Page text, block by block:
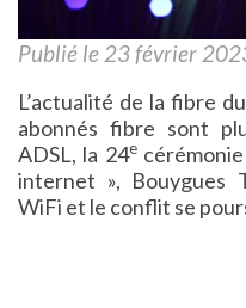
Publié le 23 février
L’actualité de la fibre
abonnés fibre sont
ADSL, la 24ecérémonie
internet », Bouygues
WiFi et le conflit se